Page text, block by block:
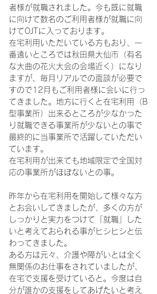
者様が就職されました。今も既に就職
に向けて数名のご利用者様が就職に向
けてOJTに入っております。
在宅利用いただいている方もおり、一
番遠いところでは秋田県大仙市（有名
な大曲の花火大会の会場近く）になり
ますが、毎月リアルでの面談が必要で
すので12月もご利用者様に会いに行っ
てきました。地方に行くと在宅利用（B
型事業所）出来るところが少なかった
り就職できる事業所が少ないとの事で
最終的に当事業所で活躍していただい
ています。
在宅利用が出来ても地域限定で全国対
応の事業所がほぼないとの事。
昨年から在宅利用を開始して様々な方
とお会いしてきましたが、多くの方が
しっかりと実力をつけて「就職」した
いと考えておられる事がヒシヒシと伝
わってきました。
ある方は元々、介護や障がいとは全く
無関係のお仕事をされていましたが、
在宅で支援を受けていると。今度は自
分が誰かの支援をしてあげたいと考え